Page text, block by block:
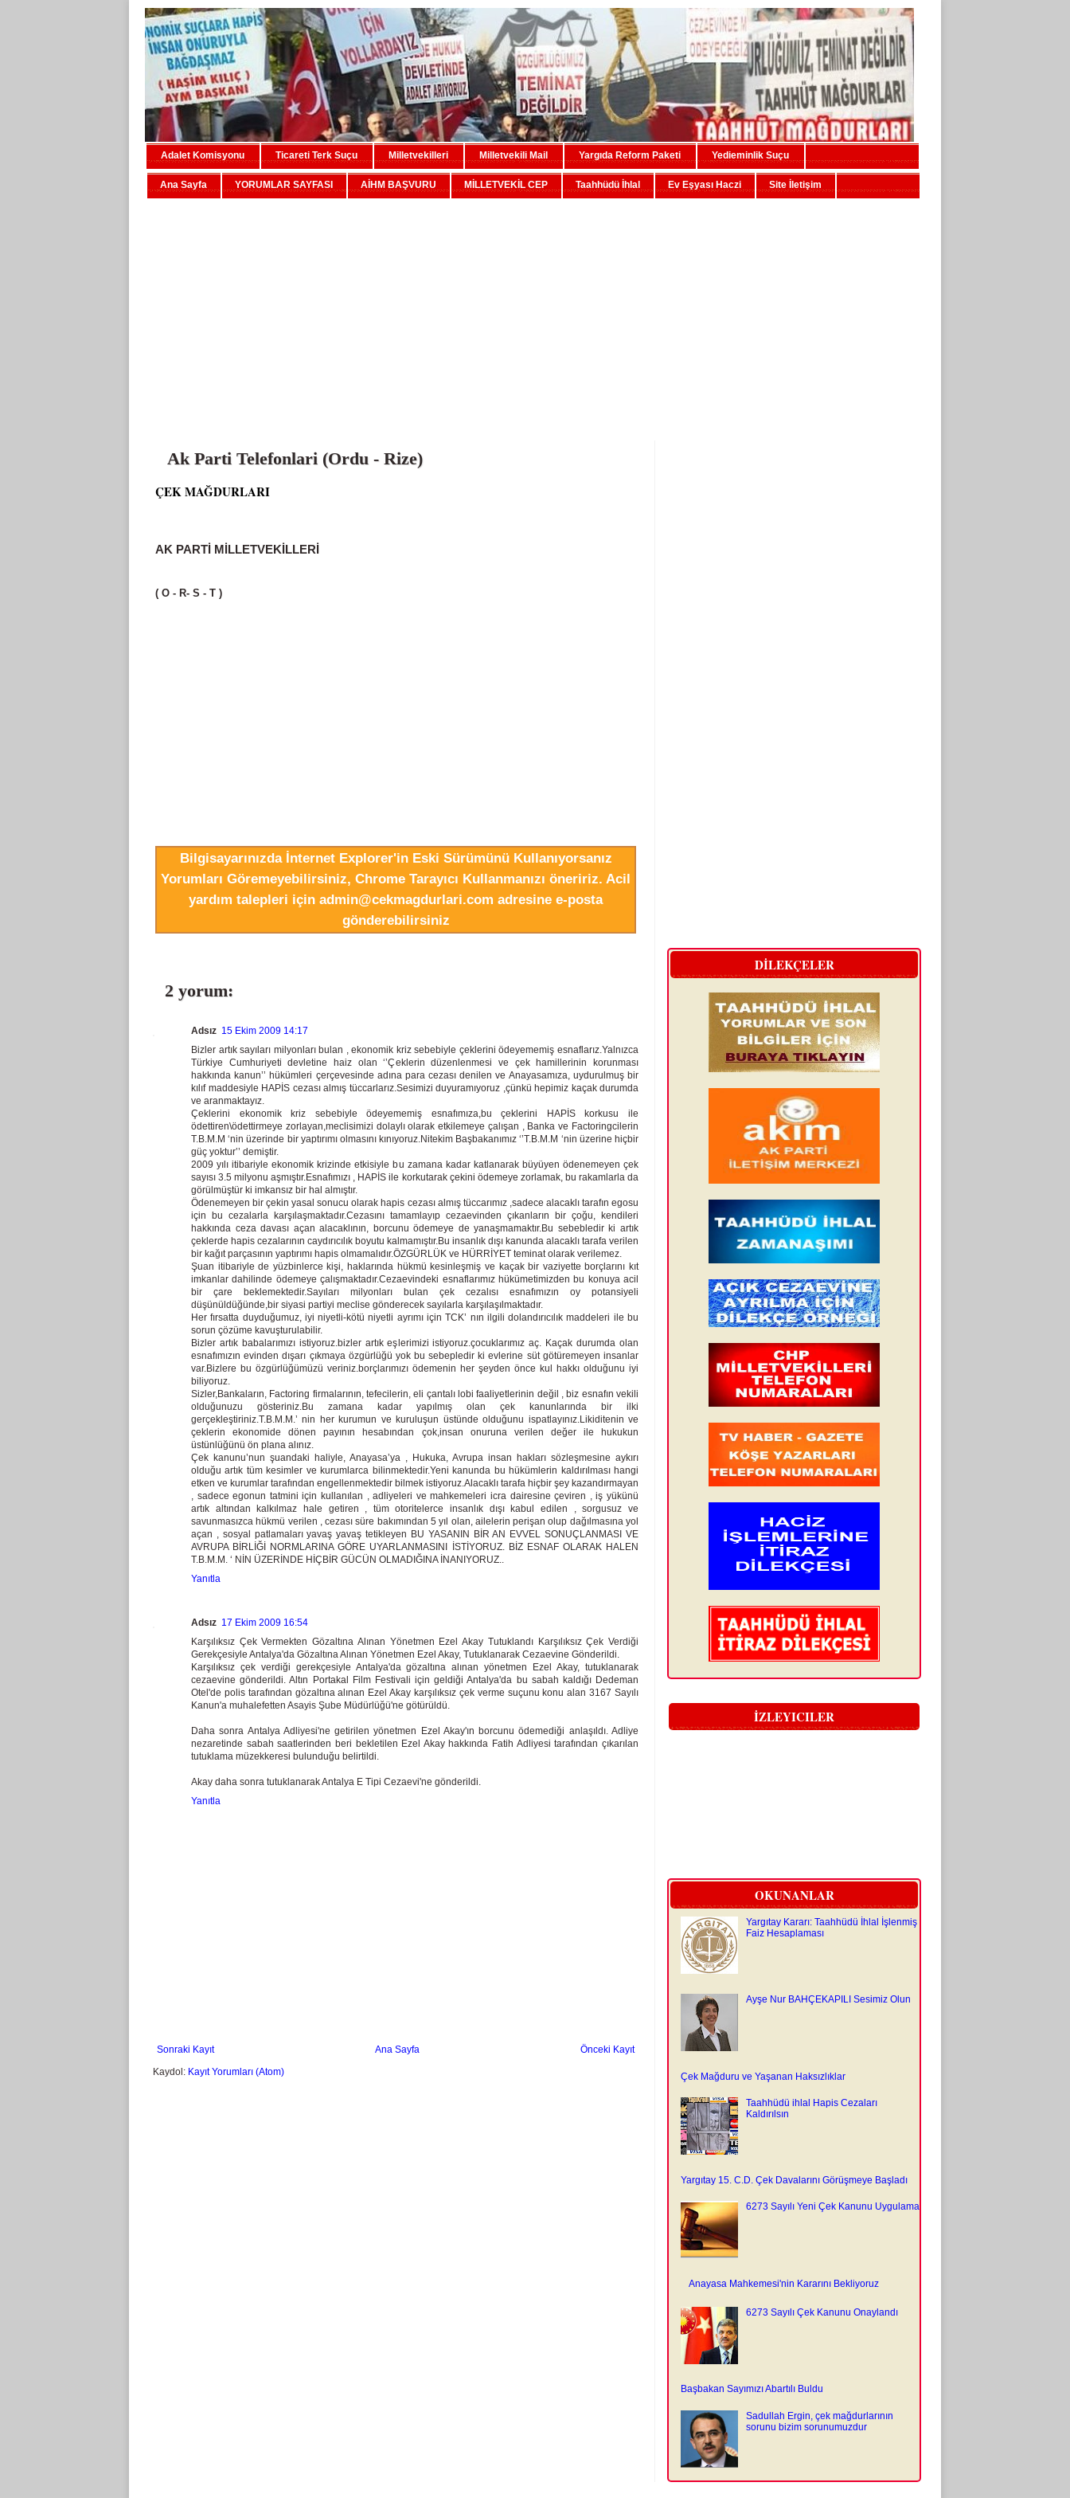
Adalet Komisyonu Ticareti Terk Suçu Milletvekilleri Milletvekili Mail Yargıda Reform Paketi Yedieminlik Suçu
Ana Sayfa YORUMLAR SAYFASI AİHM BAŞVURU MİLLETVEKİL CEP Taahhüdü İhlal Ev Eşyası Haczi Site İletişim
Ak Parti Telefonlari (Ordu - Rize)
ÇEK MAĞDURLARI
AK PARTİ MİLLETVEKİLLERİ
( O - R- S - T )
Bilgisayarınızda İnternet Explorer'in Eski Sürümünü Kullanıyorsanız
Yorumları Göremeyebilirsiniz, Chrome Tarayıcı Kullanmanızı öneririz. Acil
yardım talepleri için admin@cekmagdurlari.com adresine e-posta
gönderebilirsiniz
2 yorum:
Adsız 15 Ekim 2009 14:17
Bizler artık sayıları milyonları bulan , ekonomik kriz sebebiyle çeklerini ödeyememiş esnaflarız.Yalnızca
Türkiye Cumhuriyeti devletine haiz olan ‘’Çeklerin düzenlenmesi ve çek hamillerinin korunması
hakkında kanun’’ hükümleri çerçevesinde adına para cezası denilen ve Anayasamıza, uydurulmuş bir
kılıf maddesiyle HAPİS cezası almış tüccarlarız.Sesimizi duyuramıyoruz ,çünkü hepimiz kaçak durumda
ve aranmaktayız.
Çeklerini ekonomik kriz sebebiyle ödeyememiş esnafımıza,bu çeklerini HAPİS korkusu ile
ödettiren\ödettirmeye zorlayan,meclisimizi dolaylı olarak etkilemeye çalışan , Banka ve Factoringcilerin
T.B.M.M ‘nin üzerinde bir yaptırımı olmasını kınıyoruz.Nitekim Başbakanımız ‘’T.B.M.M ‘nin üzerine hiçbir
güç yoktur’’ demiştir.
2009 yılı itibariyle ekonomik krizinde etkisiyle bu zamana kadar katlanarak büyüyen ödenemeyen çek
sayısı 3.5 milyonu aşmıştır.Esnafımızı , HAPİS ile korkutarak çekini ödemeye zorlamak, bu rakamlarla da
görülmüştür ki imkansız bir hal almıştır.
Ödenemeyen bir çekin yasal sonucu olarak hapis cezası almış tüccarımız ,sadece alacaklı tarafın egosu
için bu cezalarla karşılaşmaktadır.Cezasını tamamlayıp cezaevinden çıkanların bir çoğu, kendileri
hakkında ceza davası açan alacaklının, borcunu ödemeye de yanaşmamaktır.Bu sebebledir ki artık
çeklerde hapis cezalarının caydırıcılık boyutu kalmamıştır.Bu insanlık dışı kanunda alacaklı tarafa verilen
bir kağıt parçasının yaptırımı hapis olmamalıdır.ÖZGÜRLÜK ve HÜRRİYET teminat olarak verilemez.
Şuan itibariyle de yüzbinlerce kişi, haklarında hükmü kesinleşmiş ve kaçak bir vaziyette borçlarını kıt
imkanlar dahilinde ödemeye çalışmaktadır.Cezaevindeki esnaflarımız hükümetimizden bu konuya acil
bir çare beklemektedir.Sayıları milyonları bulan çek cezalısı esnafımızın oy potansiyeli
düşünüldüğünde,bir siyasi partiyi meclise gönderecek sayılarla karşılaşılmaktadır.
Her fırsatta duyduğumuz, iyi niyetli-kötü niyetli ayrımı için TCK’ nın ilgili dolandırıcılık maddeleri ile bu
sorun çözüme kavuşturulabilir.
Bizler artık babalarımızı istiyoruz.bizler artık eşlerimizi istiyoruz.çocuklarımız aç. Kaçak durumda olan
esnafımızın evinden dışarı çıkmaya özgürlüğü yok bu sebepledir ki evlerine süt götüremeyen insanlar
var.Bizlere bu özgürlüğümüzü veriniz.borçlarımızı ödemenin her şeyden önce kul hakkı olduğunu iyi
biliyoruz.
Sizler,Bankaların, Factoring firmalarının, tefecilerin, eli çantalı lobi faaliyetlerinin değil , biz esnafın vekili
olduğunuzu gösteriniz.Bu zamana kadar yapılmış olan çek kanunlarında bir ilki
gerçekleştiriniz.T.B.M.M.’ nin her kurumun ve kuruluşun üstünde olduğunu ispatlayınız.Likiditenin ve
çeklerin ekonomide dönen payının hesabından çok,insan onuruna verilen değer ile hukukun
üstünlüğünü ön plana alınız.
Çek kanunu’nun şuandaki haliyle, Anayasa’ya , Hukuka, Avrupa insan hakları sözleşmesine aykırı
olduğu artık tüm kesimler ve kurumlarca bilinmektedir.Yeni kanunda bu hükümlerin kaldırılması hangi
etken ve kurumlar tarafından engellenmektedir bilmek istiyoruz.Alacaklı tarafa hiçbir şey kazandırmayan
, sadece egonun tatmini için kullanılan , adliyeleri ve mahkemeleri icra dairesine çeviren , iş yükünü
artık altından kalkılmaz hale getiren , tüm otoritelerce insanlık dışı kabul edilen , sorgusuz ve
savunmasızca hükmü verilen , cezası süre bakımından 5 yıl olan, ailelerin perişan olup dağılmasına yol
açan , sosyal patlamaları yavaş yavaş tetikleyen BU YASANIN BİR AN EVVEL SONUÇLANMASI VE
AVRUPA BİRLİĞİ NORMLARINA GÖRE UYARLANMASINI İSTİYORUZ. BİZ ESNAF OLARAK HALEN
T.B.M.M. ‘ NİN ÜZERİNDE HİÇBİR GÜCÜN OLMADIĞINA İNANIYORUZ..
Yanıtla
Adsız 17 Ekim 2009 16:54
Karşılıksız Çek Vermekten Gözaltına Alınan Yönetmen Ezel Akay Tutuklandı Karşılıksız Çek Verdiği
Gerekçesiyle Antalya'da Gözaltına Alınan Yönetmen Ezel Akay, Tutuklanarak Cezaevine Gönderildi.
Karşılıksız çek verdiği gerekçesiyle Antalya'da gözaltına alınan yönetmen Ezel Akay, tutuklanarak
cezaevine gönderildi. Altın Portakal Film Festivali için geldiği Antalya'da bu sabah kaldığı Dedeman
Otel'de polis tarafından gözaltına alınan Ezel Akay karşılıksız çek verme suçunu konu alan 3167 Sayılı
Kanun'a muhalefetten Asayis Şube Müdürlüğü'ne götürüldü.
Daha sonra Antalya Adliyesi'ne getirilen yönetmen Ezel Akay'ın borcunu ödemediği anlaşıldı. Adliye
nezaretinde sabah saatlerinden beri bekletilen Ezel Akay hakkında Fatih Adliyesi tarafından çıkarılan
tutuklama müzekkeresi bulunduğu belirtildi.
Akay daha sonra tutuklanarak Antalya E Tipi Cezaevi'ne gönderildi.
Yanıtla
Sonraki Kayıt Önceki Kayıt
Ana Sayfa
Kaydol: Kayıt Yorumları (Atom)
DİLEKÇELER
İZLEYICILER
OKUNANLAR
Yargıtay Kararı: Taahhüdü İhlal İşlenmiş
Faiz Hesaplaması
Ayşe Nur BAHÇEKAPILI Sesimiz Olun
Çek Mağduru ve Yaşanan Haksızlıklar
Taahhüdü ihlal Hapis Cezaları
Kaldırılsın
Yargıtay 15. C.D. Çek Davalarını Görüşmeye Başladı
6273 Sayılı Yeni Çek Kanunu Uygulama
Anayasa Mahkemesi'nin Kararını Bekliyoruz
6273 Sayılı Çek Kanunu Onaylandı
Başbakan Sayımızı Abartılı Buldu
Sadullah Ergin, çek mağdurlarının
sorunu bizim sorunumuzdur